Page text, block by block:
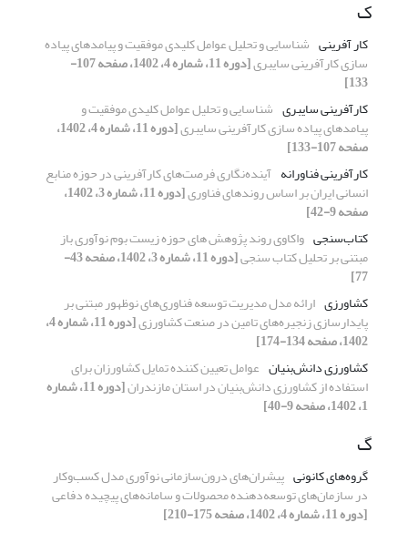
ک
کار آفرینی شناسایی و تحلیل عوامل کلیدی موفقیت و پیامدهای پیاده
سازی کارآفرینی سایبری [دوره 11، شماره 4، 1402، صفحه 107-
133]
کارآفرینی سایبری شناسایی و تحلیل عوامل کلیدی موفقیت و
پیامدهای پیاده سازی کارآفرینی سایبری [دوره 11، شماره 4، 1402،
صفحه 107-133]
کارآفرینی فناورانه آینده‌نگاری فرصت‌های کارآفرینی در حوزه منابع
انسانی ایران بر اساس روندهای فناوری [دوره 11، شماره 3، 1402،
صفحه 9-42]
کتاب‌سنجی واکاوی روند پژوهش های حوزه زیست بوم نوآوری باز
مبتنی بر تحلیل کتاب سنجی [دوره 11، شماره 3، 1402، صفحه 43-
77]
کشاورزی ارائه مدل مدیریت توسعه فناوری‌های نوظهور مبتنی بر
پایدارسازی زنجیره‌های تامین در صنعت کشاورزی [دوره 11، شماره 4،
1402، صفحه 134-174]
کشاورزی دانش‌بنیان عوامل تعیین کننده تمایل کشاورزان برای
استفاده از کشاورزی دانش‌بنیان در استان مازندران [دوره 11، شماره
1، 1402، صفحه 9-40]
گ
گروه‌های کانونی پیشران‌های درون‌سازمانی نوآوری مدل کسب‌وکار
در سازمان‌های توسعه‌دهنده محصولات و سامانه‌های پیچیده دفاعی
[دوره 11، شماره 4، 1402، صفحه 175-210]